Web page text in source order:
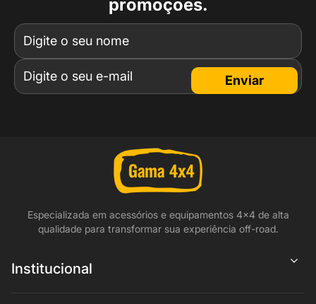
promoções.
Enviar
Especializada em acessórios e equipamentos 4x4 de alta
qualidade para transformar sua experiência off-road.
Institucional